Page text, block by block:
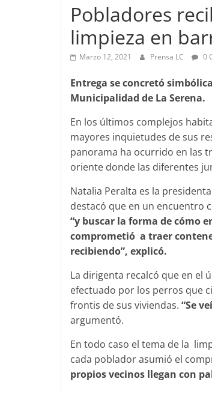
Pobladores
limpieza en
Marzo 12, 2021 Prensa LC 0
Entrega se concretó
Municipalidad de La Serena.
En los últimos complejos
mayores inquietudes de sus
panorama ha ocurrido en las
oriente donde las diferentes
Natalia Peralta es la
destacó que en un encuentro
“y buscar la forma de cómo
comprometió a traer
recibiendo”, explicó.
La dirigenta recalcó que en el
efectuado por los perros que
frontis de sus viviendas. “Se
argumentó.
En todo caso el tema de la
cada poblador asumió el
propios vecinos llegan con